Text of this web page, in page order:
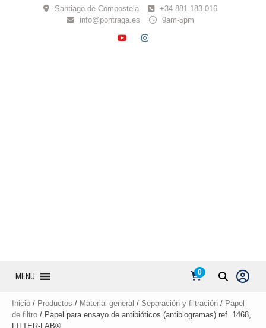
Santiago de Compostela
+34 881 183 016
info@pontraga.es
9am-5pm
YOUTUBE
INSTAGRAM
MENU 0
Inicio / Productos / Material general / Separación y filtración / Papel
de filtro / Papel para ensayo de antibióticos (antibiogramas) ref. 1468,
FILTER-LAB®